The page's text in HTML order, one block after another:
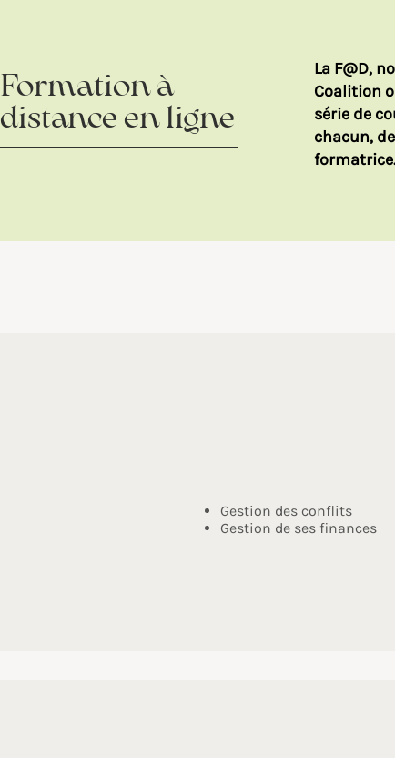
Formation à
distance en ligne
La F@D,
Coalition
série de
chacun,
formatrice.
Gestion des conflits
Gestion de ses finances